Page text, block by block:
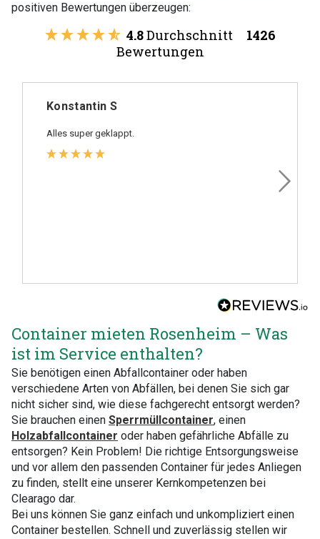
positiven Bewertungen überzeugen:
4.8Durchschnitt
1426
Bewertungen
Konstantin S
Alles super geklappt.
Container mieten Rosenheim – Was
ist im Service enthalten?
Sie benötigen einen Abfallcontainer oder haben
verschiedene Arten von Abfällen, bei denen Sie sich gar
nicht sicher sind, wie diese fachgerecht entsorgt werden?
Sie brauchen einen Sperrmüllcontainer, einen
Holzabfallcontainer oder haben gefährliche Abfälle zu
entsorgen? Kein Problem! Die richtige Entsorgungsweise
und vor allem den passenden Container für jedes Anliegen
zu finden, stellt eine unserer Kernkompetenzen bei
Clearago dar.
Bei uns können Sie ganz einfach und unkompliziert einen
Container bestellen. Schnell und zuverlässig stellen wir